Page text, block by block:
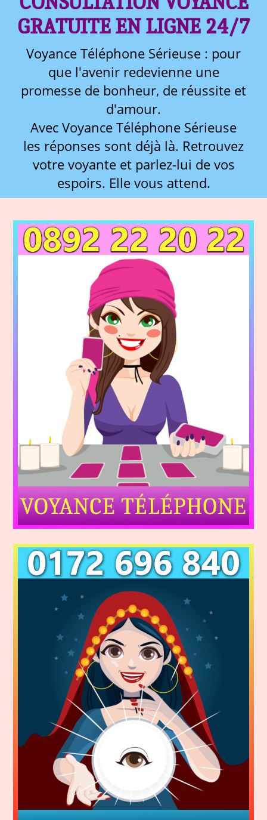
GRATUITE EN LIGNE 24/7
Voyance Téléphone Sérieuse : pour
que l'avenir redevienne une
promesse de bonheur, de réussite et
d'amour.
Avec Voyance Téléphone Sérieuse
les réponses sont déjà là. Retrouvez
votre voyante et parlez-lui de vos
espoirs. Elle vous attend.